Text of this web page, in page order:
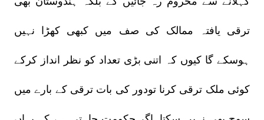
ترقی یافتہ ممالک کی صف میں کبھی کھڑا نہیں
ہوسکے گا کیوں کہ اتنی بڑی تعداد کو نظر انداز کرکے
کوئی ملک ترقی کرنا تودور کی بات ترقی کے بارے میں